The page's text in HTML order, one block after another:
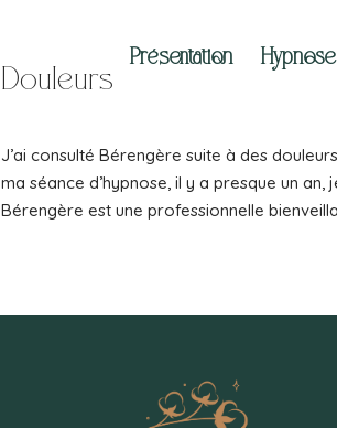
Présentation Hypnose
Douleurs
J’ai consulté Bérengère suite à des
ma séance d’hypnose, il y a presque un an,
Bérengère est une professionnelle